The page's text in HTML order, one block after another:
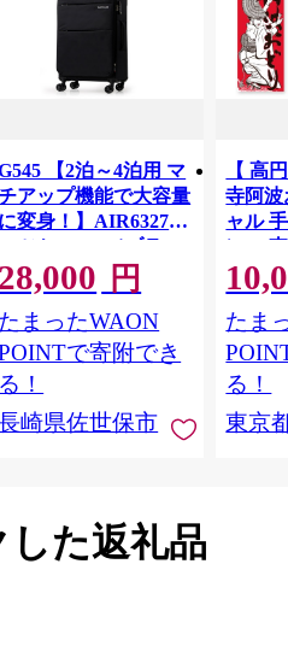
【2泊～4泊用 マ
アップ機能で大容量
に変身！】AIR6327ス
ーツケースS（ブラッ
ク） TSAロックキャ
ーバッグ 超軽量 ソ
フトキャリーケース S
イズ 小型 スーツケ
ース キャリーケース
しゃれ ソフトスー
ケース 機内持込可
28,000 円
たまったWAON
で寄附でき
る！
崎県佐世保市
【 高
寺阿波
ャル
）・
おど
ショッ
ット
き下ろ
限定
ワーク
ッズ
たま
る！
東京
た返礼品